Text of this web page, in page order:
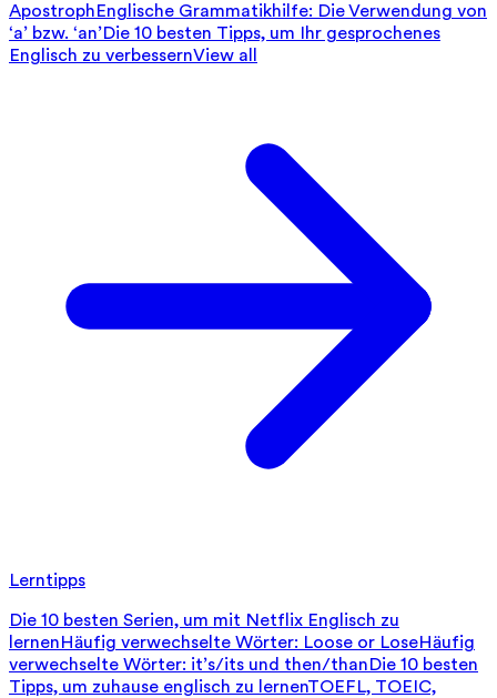
ApostrophEnglische Grammatikhilfe: Die Verwendung von
‘a’ bzw. ‘an’Die 10 besten Tipps, um Ihr gesprochenes
Englisch zu verbessernView all
Lerntipps
Die 10 besten Serien, um mit Netflix Englisch zu
lernenHäufig verwechselte Wörter: Loose or LoseHäufig
verwechselte Wörter: it’s/its und then/thanDie 10 besten
Tipps, um zuhause englisch zu lernenTOEFL, TOEIC,